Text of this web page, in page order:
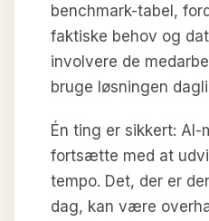
benchmark-tabel,
faktiske behov og
involvere de
bruge løsningen
Én ting er sikkert: AI-
fortsætte med at
tempo. Det, der er
dag, kan være